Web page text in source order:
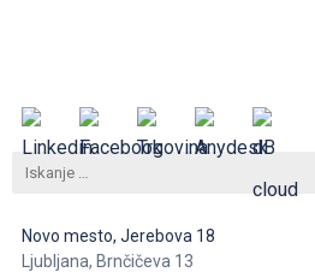
Novo mesto, Jerebova 18
Ljubljana, Brnčičeva 13